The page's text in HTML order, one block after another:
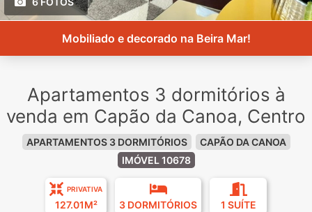
Mobiliado e decorado na Beira Mar!
Apartamentos 3 dormitórios à
venda em Capão da Canoa, Centro
APARTAMENTOS 3 DORMITÓRIOS
CAPÃO DA CANOA
IMÓVEL 10678
PRIVATIVA
127.01M² 3 DORMITÓRIOS 1 SUÍTE